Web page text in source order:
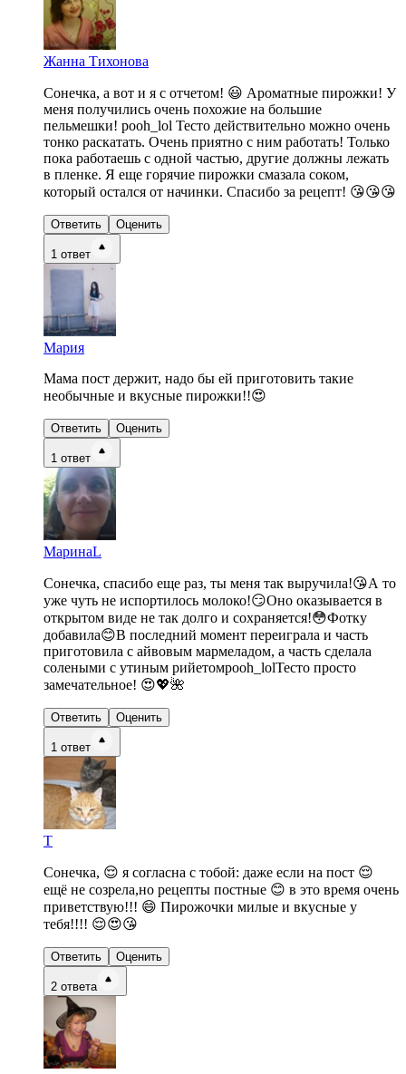
Жанна Тихонова
Сонечка, а вот и я с отчетом! 😃 Ароматные пирожки! У
меня получились очень похожие на большие
пельмешки! pooh_lol Тесто действительно можно очень
тонко раскатать. Очень приятно с ним работать! Только
пока работаешь с одной частью, другие должны лежать
в пленке. Я еще горячие пирожки смазала соком,
который остался от начинки. Спасибо за рецепт! 😘😘😘
Ответить Оценить
1 ответ
Мария
Мама пост держит, надо бы ей приготовить такие
необычные и вкусные пирожки!!😍
Ответить Оценить
1 ответ
МаринаL
Сонечка, спасибо еще раз, ты меня так выручила!😘А то
уже чуть не испортилось молоко!😏Оно оказывается в
открытом виде не так долго и сохраняется!😳Фотку
добавила😊В последний момент переиграла и часть
приготовила с айвовым мармеладом, а часть сделала
солеными с утиным рийетомpooh_lolТесто просто
замечательное! 😍💖🌺
Ответить Оценить
1 ответ
Т
Сонечка, 😌 я согласна с тобой: даже если на пост 😌
ещё не созрела,но рецепты постные 😊 в это время очень
приветствую!!! 😄 Пирожочки милые и вкусные у
тебя!!!! 😌😍😘
Ответить Оценить
2 ответа